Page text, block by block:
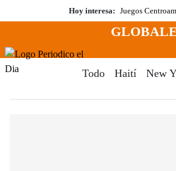
al
Hoy interesa: Juegos
Menú
Todo Haití New